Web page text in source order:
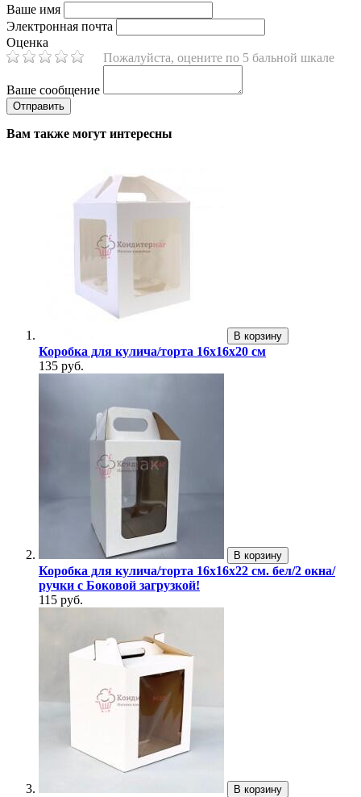
Ваше имя
Электронная почта
Оценка
Пожалуйста, оцените по 5 бальной шкале
Ваше сообщение
Вам также могут интересны
В корзину
Коробка для кулича/торта 16х16х20 см
135 руб.
В корзину
Коробка для кулича/торта 16х16х22 см. бел/2 окна/
ручки с Боковой загрузкой!
115 руб.
В корзину